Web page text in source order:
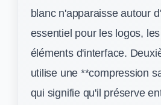
blanc n'apparaisse autour
essentiel pour les logos,
éléments d'interface.
utilise une **compression
qui signifie qu'il préserve